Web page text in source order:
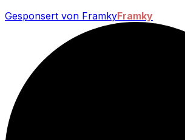
Gesponsert von FramkyFramky